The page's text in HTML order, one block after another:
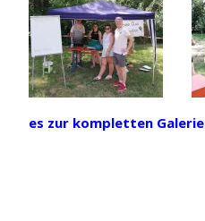
es zur kompletten Galerie